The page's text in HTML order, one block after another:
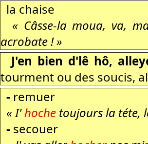
la chaise
« Câsse-la moua, va,
acrobate ! »
J'en bien d'lê hô,
tourment ou des soucis,
- remuer
« I'hoche toujours la téte,
- secouer